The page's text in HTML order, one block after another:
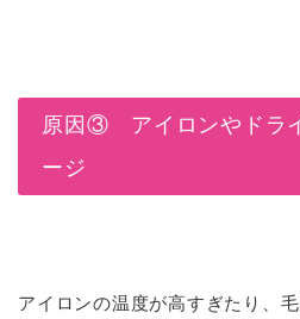
原因③ アイロンやドラ
ージ
アイロンの温度が高すぎたり、